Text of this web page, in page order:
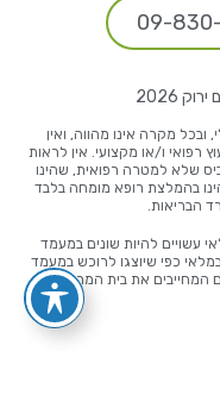
2026
מקרה אינו מהווה, ואין
רפואי ו/או מקצועי. אין לראות
שלא למטרה רפואית, שהינו
בהמלצת רופא מומחה בלבד
הבריאות.
עשויים להיות שונים במעמד
כפי שיוצגו לרוכש במעמד
המחייבים את בית המרקחת.